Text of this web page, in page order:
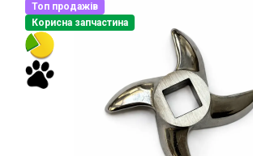
Топ продажів
Корисна запчастина